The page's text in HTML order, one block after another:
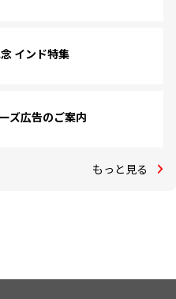
インド特集
ズ広告のご案内
もっと見る